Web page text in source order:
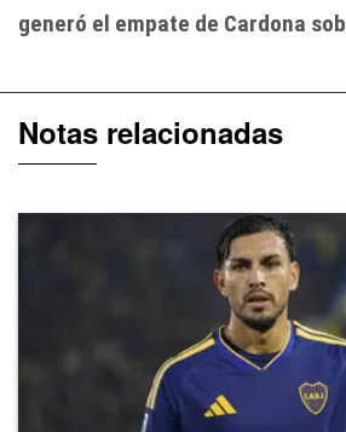
generó el empate de Cardona
Notas relacionadas